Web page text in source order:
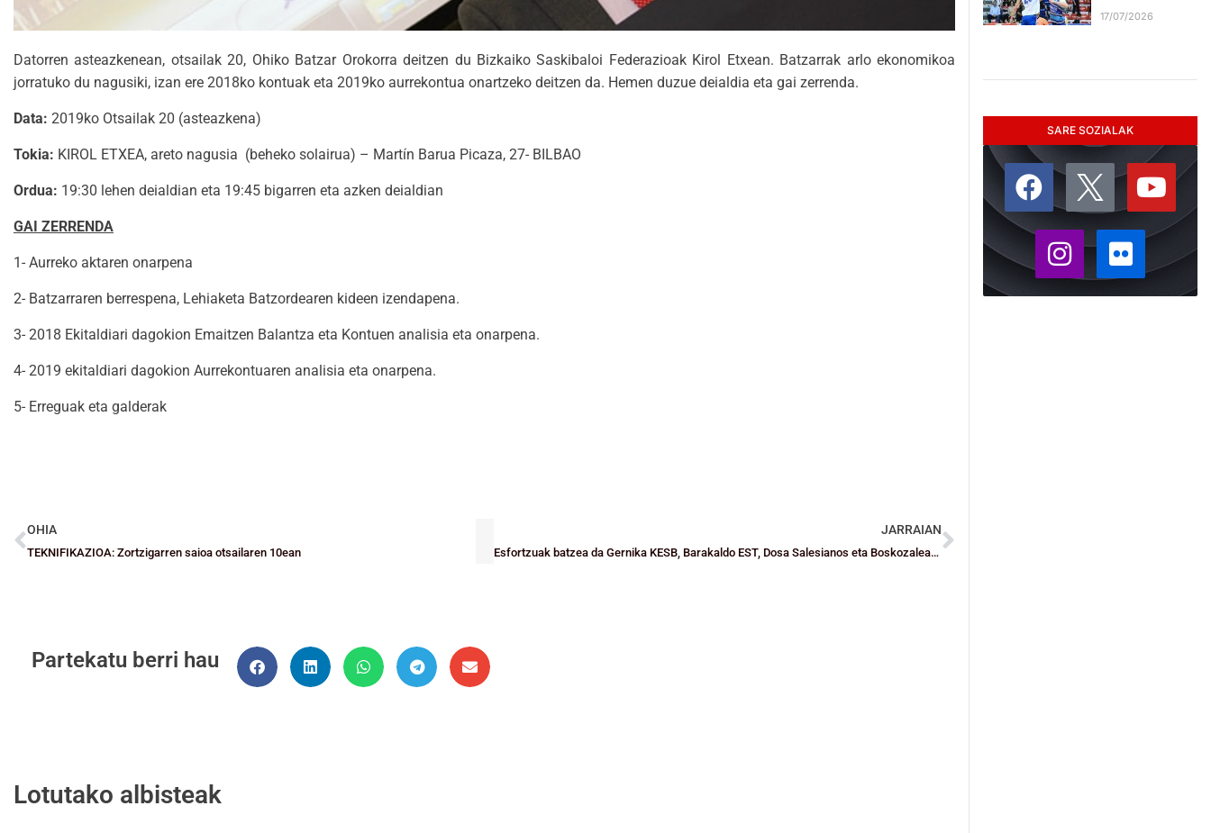
Datorren asteazkenean, otsailak 20, Ohiko Batzar Orokorra deitzen du Bizkaiko Saskibaloi Federazioak Kirol Etxean. Batzarrak arlo ekonomikoa
jorratuko du nagusiki, izan ere 2018ko kontuak eta 2019ko aurrekontua onartzeko deitzen da. Hemen duzue deialdia eta gai zerrenda.
Data: 2019ko Otsailak 20 (asteazkena)
Tokia: KIROL ETXEA, areto nagusia (beheko solairua) – Martín Barua Picaza, 27- BILBAO
Ordua: 19:30 lehen deialdian eta 19:45 bigarren eta azken deialdian
GAI ZERRENDA
1- Aurreko aktaren onarpena
2- Batzarraren berrespena, Lehiaketa Batzordearen kideen izendapena.
3- 2018 Ekitaldiari dagokion Emaitzen Balantza eta Kontuen analisia eta onarpena.
4- 2019 ekitaldiari dagokion Aurrekontuaren analisia eta onarpena.
5- Erreguak eta galderak
OHIA
TEKNIFIKAZIOA: Zortzigarren saioa otsailaren 10ean
JARRAIAN
Esfortzuak batzea da Gernika KESB, Barakaldo EST, Dosa Salesianos eta Boskozaleaken helburua
Partekatu berri hau
Lotutako albisteak
17/07/2026
SARE SOZIALAK